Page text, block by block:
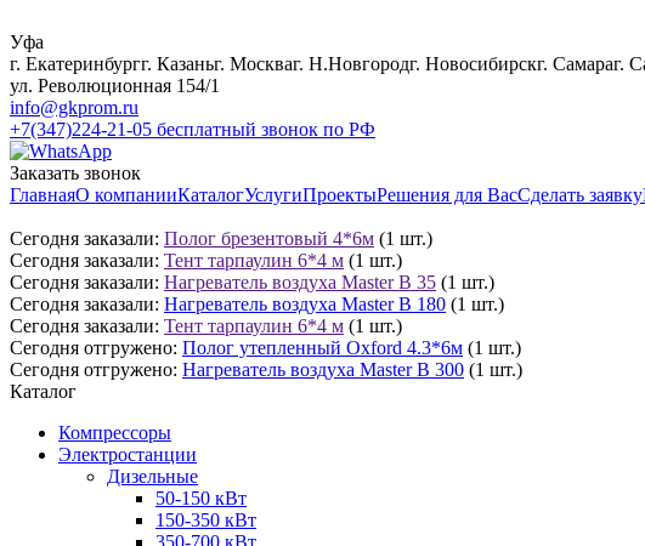
Уфа
г. Екатеринбургг. Казаньг. Москваг. Н.Новгородг. Новосибирскг. Самараг.
ул. Революционная 154/1
info@gkprom.ru
+7(347)224-21-05 бесплатный звонок по РФ
Заказать звонок
ГлавнаяО компанииКаталогУслугиПроектыРешения для ВасСделать заявку
Сегодня заказали: Полог брезентовый 4*6м (1 шт.)
Сегодня заказали: Тент тарпаулин 6*4 м (1 шт.)
Сегодня заказали: Нагреватель воздуха Master B 35 (1 шт.)
Сегодня заказали: Нагреватель воздуха Master B 180 (1 шт.)
Сегодня заказали: Тент тарпаулин 6*4 м (1 шт.)
Сегодня отгружено: Полог утепленный Oxford 4.3*6м (1 шт.)
Сегодня отгружено: Нагреватель воздуха Master B 300 (1 шт.)
Каталог
Компрессоры
Электростанции
Дизельные
50-150 кВт
150-350 кВт
350-700 кВт